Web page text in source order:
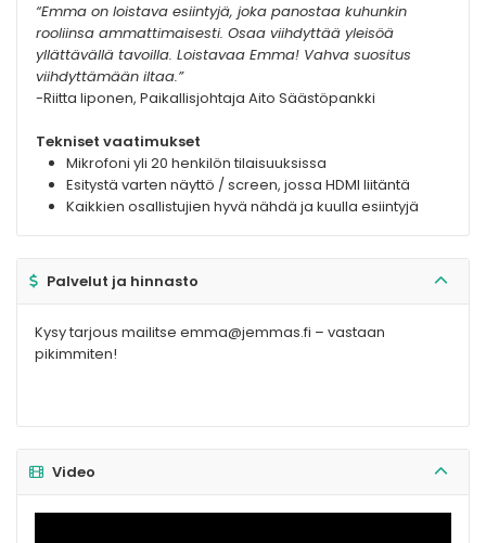
“Emma on loistava esiintyjä, joka panostaa kuhunkin
rooliinsa ammattimaisesti. Osaa viihdyttää yleisöä
yllättävällä tavoilla. Loistavaa Emma! Vahva suositus
viihdyttämään iltaa.”
-Riitta Iiponen, Paikallisjohtaja Aito Säästöpankki
Tekniset vaatimukset
Mikrofoni yli 20 henkilön tilaisuuksissa
Esitystä varten näyttö / screen, jossa HDMI liitäntä
Kaikkien osallistujien hyvä nähdä ja kuulla esiintyjä
Palvelut ja hinnasto
Kysy tarjous mailitse emma@jemmas.fi – vastaan
pikimmiten!
Video